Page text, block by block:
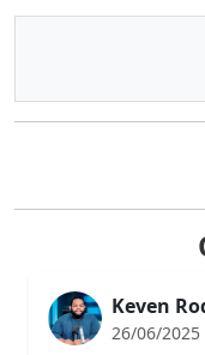
Keven
26/06/2025